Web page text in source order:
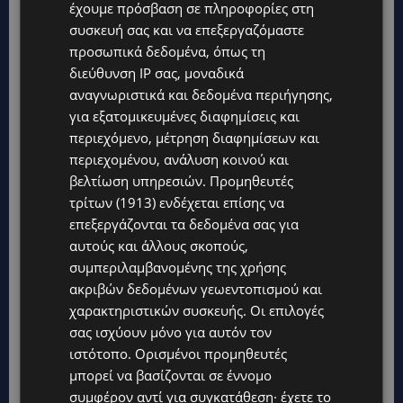
Topics
UPDATES
ΦΕΙΔΙΑΣ ΠΑΝΑΓΙΩΤΟΥ: Η εμφάνισή του στην εκδήλωση για
Ισαάκ και Σολωμού προκάλεσε αντιδράσεις – «Ασέβεια προς
τους νεκρούς»-(Φώτο)
UPDATES
ΔΗΜΟΣ ΛΑΤΣΙΩΝ – ΓΕΡΙΟΥ: Πάνω από 8.000 υπογραφές κατά
των Δομών Ανηλίκων – Ζητούν γραπτή δέσμευση από το
UPDATES
ΑΓΙΟΣ ΙΩΑΝΝΗΣ ΠΙΤΣΙΛΙΑΣ: Ξανανοίγει η πισίνα του χωριού –
Μια ανάσα δροσιάς για κατοίκους και επισκέπτες
LIFESTYLE
ΕΛΕΝΑ ΠΑΠΑΔΟΠΟΥΛΟΥ: Από τη σκηνή στην Αντιπροεδρία του
ΘΟΚ – «Μεγάλη τιμή και μεγάλη ευθύνη»
έχουμε πρόσβαση σε πληροφορίες στη
συσκευή σας και να επεξεργαζόμαστε
προσωπικά δεδομένα, όπως τη
διεύθυνση IP σας, μοναδικά
αναγνωριστικά και δεδομένα περιήγησης,
για εξατομικευμένες διαφημίσεις και
περιεχόμενο, μέτρηση διαφημίσεων και
περιεχομένου, ανάλυση κοινού και
βελτίωση υπηρεσιών. Προμηθευτές
τρίτων (1913) ενδέχεται επίσης να
επεξεργάζονται τα δεδομένα σας για
αυτούς και άλλους σκοπούς,
συμπεριλαμβανομένης της χρήσης
ακριβών δεδομένων γεωεντοπισμού και
χαρακτηριστικών συσκευής. Οι επιλογές
σας ισχύουν μόνο για αυτόν τον
ιστότοπο. Ορισμένοι προμηθευτές
μπορεί να βασίζονται σε έννομο
συμφέρον αντί για συγκατάθεση· έχετε το